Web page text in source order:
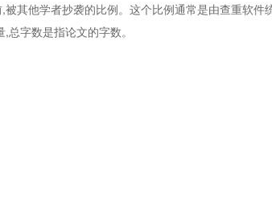
其他学者抄袭的比例。这个比例通常是由查重软件
字数是指论文的字数。